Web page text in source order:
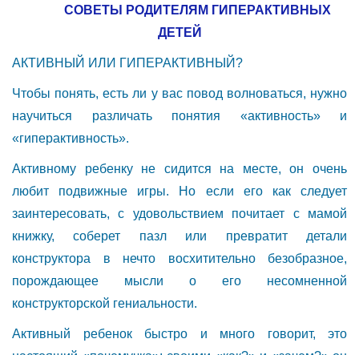
СОВЕТЫ РОДИТЕЛЯМ ГИПЕРАКТИВНЫХ
ДЕТЕЙ
АКТИВНЫЙ ИЛИ ГИПЕРАКТИВНЫЙ?
Чтобы понять, есть ли у вас повод волноваться, нужно
научиться различать понятия «активность» и
«гиперактивность».
Активному ребенку не сидится на месте, он очень
любит подвижные игры. Но если его как следует
заинтересовать, с удовольствием почитает с мамой
книжку, соберет пазл или превратит детали
конструктора в нечто восхитительно безобразное,
порождающее мысли о его несомненной
конструкторской гениальности.
Активный ребенок быстро и много говорит, это